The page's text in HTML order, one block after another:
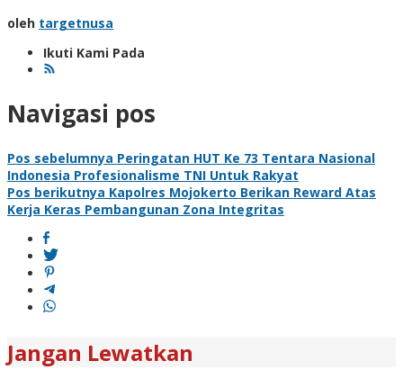
oleh targetnusa
Ikuti Kami Pada
Navigasi pos
Pos sebelumnya Peringatan HUT Ke 73 Tentara Nasional
Indonesia Profesionalisme TNI Untuk Rakyat
Pos berikutnya Kapolres Mojokerto Berikan Reward Atas
Kerja Keras Pembangunan Zona Integritas
Jangan Lewatkan